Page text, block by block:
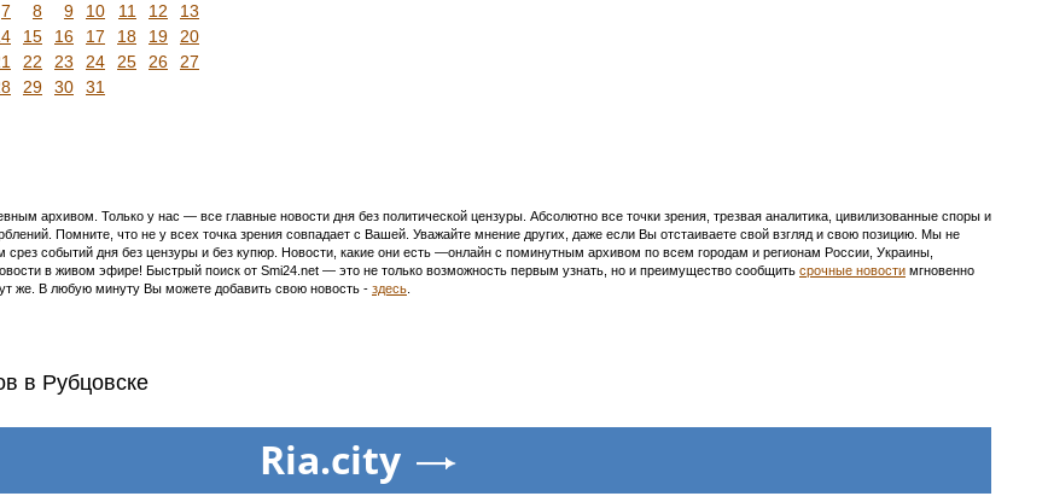
7
8 9 10 11 12
13
15 16 17 18 19
20
22 23 24 25 26
27
29 30 31
архивом. Только у нас — все главные новости дня без политической цензуры. Абсолютно все точки зрения, трезвая аналитика, цивилизованные споры и
Помните, что не у всех точка зрения совпадает с Вашей. Уважайте мнение других, даже если Вы отстаиваете свой взгляд и свою позицию. Мы не
событий дня без цензуры и без купюр. Новости, какие они есть —онлайн с поминутным архивом по всем городам и регионам России, Украины,
в живом эфире! Быстрый поиск от Smi24.net — это не только возможность первым узнать, но и преимущество сообщить срочные новости мгновенно
же. В любую минуту Вы можете добавить свою новость - здесь
в Рубцовске
Ria.city